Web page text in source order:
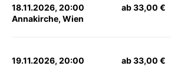
18.11.2026, 20:00
Annakirche, Wien
ab 33,00 €
19.11.2026, 20:00
ab 33,00 €